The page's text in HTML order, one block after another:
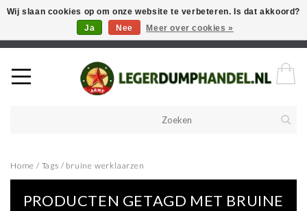
Welkom in onze webshop! Als u een product zoekt en deze niet kan
vinden in de webwinkel, neem vooral contact op!
Home / Tags / bruine werklaarzen
PRODUCTEN GETAGD MET BRUINE
Wij slaan cookies op om onze website te verbeteren. Is dat akkoord?
Ja
Nee Meer over cookies »